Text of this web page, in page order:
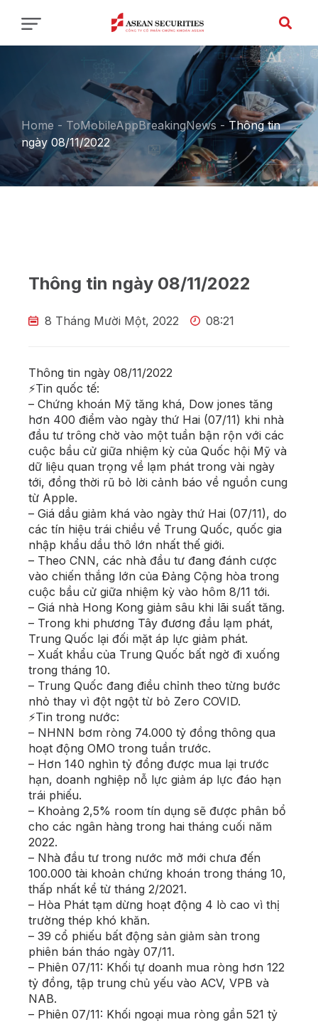
Home - ToMobileAppBreakingNews - Thông tin
ngày 08/11/2022
Thông tin ngày 08/11/2022
8 Tháng Mười Một, 2022 08:21
Thông tin ngày 08/11/2022
⚡Tin quốc tế:
– Chứng khoán Mỹ tăng khá, Dow jones tăng
hơn 400 điểm vào ngày thứ Hai (07/11) khi nhà
đầu tư trông chờ vào một tuần bận rộn với các
cuộc bầu cử giữa nhiệm kỳ của Quốc hội Mỹ và
dữ liệu quan trọng về lạm phát trong vài ngày
tới, đồng thời rũ bỏ lời cảnh báo về nguồn cung
từ Apple.
– Giá dầu giảm khá vào ngày thứ Hai (07/11), do
các tín hiệu trái chiều về Trung Quốc, quốc gia
nhập khẩu dầu thô lớn nhất thế giới.
– Theo CNN, các nhà đầu tư đang đánh cược
vào chiến thắng lớn của Đảng Cộng hòa trong
cuộc bầu cử giữa nhiệm kỳ vào hôm 8/11 tới.
– Giá nhà Hong Kong giảm sâu khi lãi suất tăng.
– Trong khi phương Tây đương đầu lạm phát,
Trung Quốc lại đối mặt áp lực giảm phát.
– Xuất khẩu của Trung Quốc bất ngờ đi xuống
trong tháng 10.
– Trung Quốc đang điều chỉnh theo từng bước
nhỏ thay vì đột ngột từ bỏ Zero COVID.
⚡Tin trong nước:
– NHNN bơm ròng 74.000 tỷ đồng thông qua
hoạt động OMO trong tuần trước.
– Hơn 140 nghìn tỷ đồng được mua lại trước
hạn, doanh nghiệp nỗ lực giảm áp lực đáo hạn
trái phiếu.
– Khoảng 2,5% room tín dụng sẽ được phân bổ
cho các ngân hàng trong hai tháng cuối năm
2022.
– Nhà đầu tư trong nước mở mới chưa đến
100.000 tài khoản chứng khoán trong tháng 10,
thấp nhất kể từ tháng 2/2021.
– Hòa Phát tạm dừng hoạt động 4 lò cao vì thị
trường thép khó khăn.
– 39 cổ phiếu bất động sản giảm sàn trong
phiên bán tháo ngày 07/11.
– Phiên 07/11: Khối tự doanh mua ròng hơn 122
tỷ đồng, tập trung chủ yếu vào ACV, VPB và
NAB.
– Phiên 07/11: Khối ngoại mua ròng gần 521 tỷ